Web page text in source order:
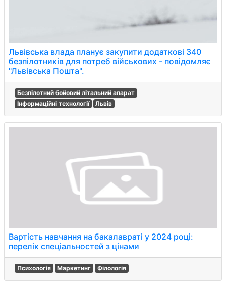
Львівська влада планує закупити додаткові 340
безпілотників для потреб військових - повідомляє
"Львівська Пошта".
Безпілотний бойовий літальний апарат
Інформаційні технології
Львів
Вартість навчання на бакалавраті у 2024 році:
перелік спеціальностей з цінами
Психологія Маркетинг Філологія